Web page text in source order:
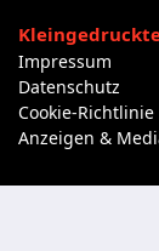
Impressum
Datenschutz
Cookie-Richtlinie
Anzeigen &